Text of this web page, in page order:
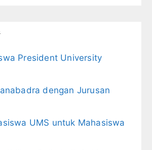
President University
dengan Jurusan
UMS untuk Mahasiswa